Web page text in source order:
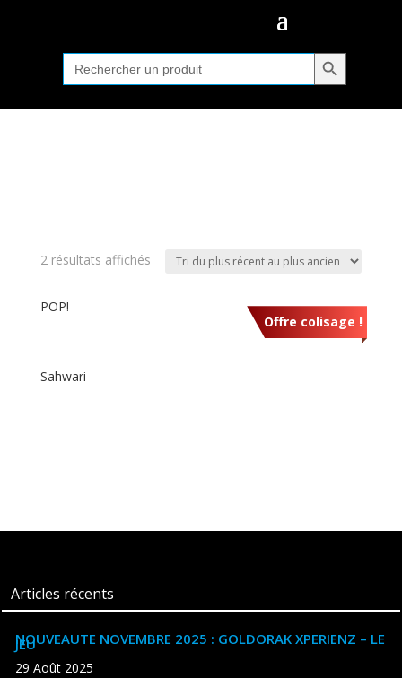
Search
for:
Search Button
2 résultats affichés
POP!
Offre colisage !
Sahwari
Articles récents
NOUVEAUTE NOVEMBRE 2025 : GOLDORAK XPERIENZ – LE
JEU
29 Août 2025